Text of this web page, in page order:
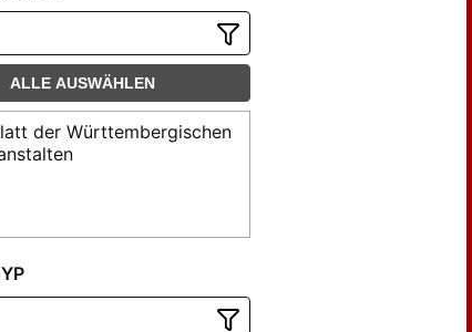
ALLE AUSWÄHLEN
der Württembergischen